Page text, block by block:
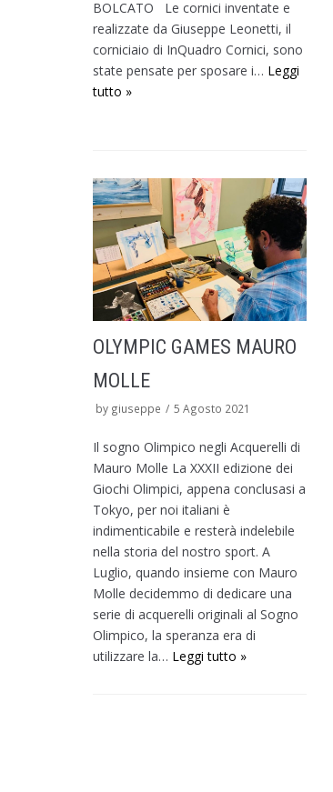
BOLCATO Le cornici inventate e
realizzate da Giuseppe Leonetti, il
corniciaio di InQuadro Cornici, sono
state pensate per sposare i… Leggi
tutto »
OLYMPIC GAMES MAURO
MOLLE
by giuseppe 5 Agosto 2021
Il sogno Olimpico negli Acquerelli di
Mauro Molle La XXXII edizione dei
Giochi Olimpici, appena conclusasi a
Tokyo, per noi italiani è
indimenticabile e resterà indelebile
nella storia del nostro sport. A
Luglio, quando insieme con Mauro
Molle decidemmo di dedicare una
serie di acquerelli originali al Sogno
Olimpico, la speranza era di
utilizzare la… Leggi tutto »